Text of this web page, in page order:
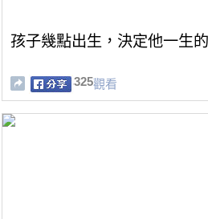
孩子幾點出生，決定他一生
325觀看